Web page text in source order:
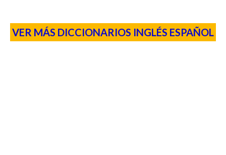
VER MÁS DICCIONARIOS INGLÉS ESPAÑOL